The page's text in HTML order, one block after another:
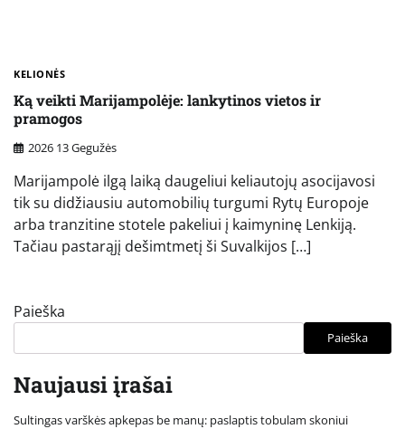
KELIONĖS
Ką veikti Marijampolėje: lankytinos vietos ir
pramogos
2026 13 Gegužės
Marijampolė ilgą laiką daugeliui keliautojų asocijavosi
tik su didžiausiu automobilių turgumi Rytų Europoje
arba tranzitine stotele pakeliui į kaimyninę Lenkiją.
Tačiau pastarąjį dešimtmetį ši Suvalkijos […]
Paieška
Paieška
Naujausi įrašai
Sultingas varškės apkepas be manų: paslaptis tobulam skoniui